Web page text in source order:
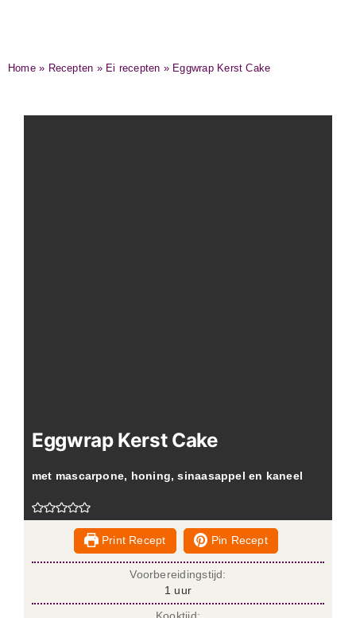
Home» Recepten » Ei recepten » Eggwrap Kerst Cake
Eggwrap Kerst Cake
met mascarpone, honing, sinaasappel en kaneel
Print Recept Pin Recept
Voorbereidingstijd:
1 uur
uur